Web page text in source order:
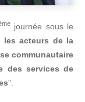
journée sous le
les acteurs de la
communautaire
des services de
".